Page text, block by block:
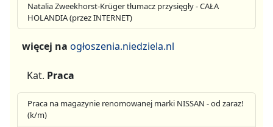
Natalia Zweekhorst-Krüger tłumacz przysięgły - CAŁA
HOLANDIA (przez INTERNET)
więcej na ogłoszenia.niedziela.nl
Kat. Praca
Praca na magazynie renomowanej marki NISSAN - od zaraz!
(k/m)